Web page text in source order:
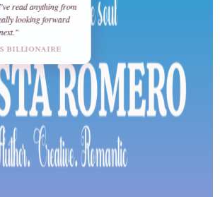
read anything from
looking forward
BILLIONAIRE